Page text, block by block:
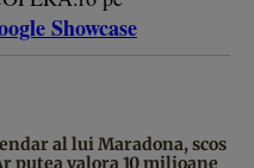
Showcase
al lui Maradona, scos